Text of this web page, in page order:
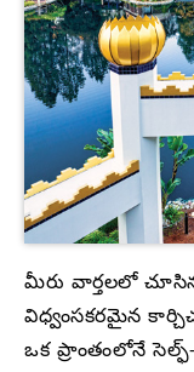
మీరు వార్తలలో
విధ్వంసకరమైన
ఒక ప్రాంతంలోనే